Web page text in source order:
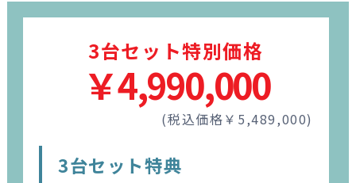
3台セット特別価格
￥4,990,000
(税込価格￥5,489,000)
3台セット特典